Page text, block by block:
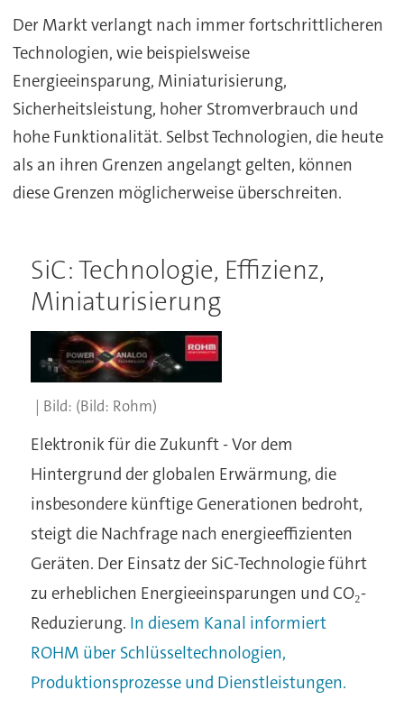
Der Markt verlangt nach immer fortschrittlicheren
Technologien, wie beispielsweise
Energieeinsparung, Miniaturisierung,
Sicherheitsleistung, hoher Stromverbrauch und
hohe Funktionalität. Selbst Technologien, die heute
als an ihren Grenzen angelangt gelten, können
diese Grenzen möglicherweise überschreiten.
SiC: Technologie, Effizienz,
Miniaturisierung
(Bild: Rohm)
Elektronik für die Zukunft - Vor dem
Hintergrund der globalen Erwärmung, die
insbesondere künftige Generationen bedroht,
steigt die Nachfrage nach energieeffizienten
Geräten. Der Einsatz der SiC-Technologie führt
zu erheblichen Energieeinsparungen und CO₂-
Reduzierung. In diesem Kanal informiert
ROHM über Schlüsseltechnologien,
Produktionsprozesse und Dienstleistungen.